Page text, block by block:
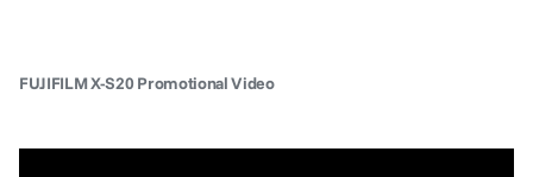
FUJIFILM X-S20 Promotional Video